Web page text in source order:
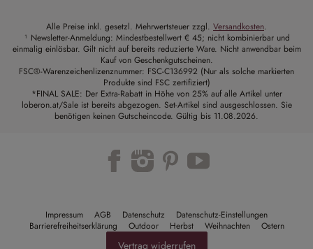
Alle Preise inkl. gesetzl. Mehrwertsteuer zzgl. Versandkosten.
¹ Newsletter-Anmeldung: Mindestbestellwert € 45; nicht kombinierbar und
einmalig einlösbar. Gilt nicht auf bereits reduzierte Ware. Nicht anwendbar beim
Kauf von Geschenkgutscheinen.
FSC®-Warenzeichenlizenznummer: FSC-C136992 (Nur als solche markierten
Produkte sind FSC zertifiziert)
*FINAL SALE: Der Extra-Rabatt in Höhe von 25% auf alle Artikel unter
loberon.at/Sale ist bereits abgezogen. Set-Artikel sind ausgeschlossen. Sie
benötigen keinen Gutscheincode. Gültig bis 11.08.2026.
Impressum AGB Datenschutz
Datenschutz-Einstellungen
Barrierefreiheitserklärung
Outdoor Herbst Weihnachten Ostern
Vertrag widerrufen